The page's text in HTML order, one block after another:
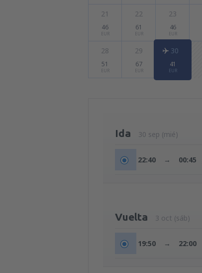
21
46
EUR
22
61
EUR
23
46
EUR
28
51
EUR
29
67
EUR
30
41
EUR
Ida 30 sep (mié)
22:40 → 00:45
Vuelta 3 oct (sáb)
19:50 → 22:00